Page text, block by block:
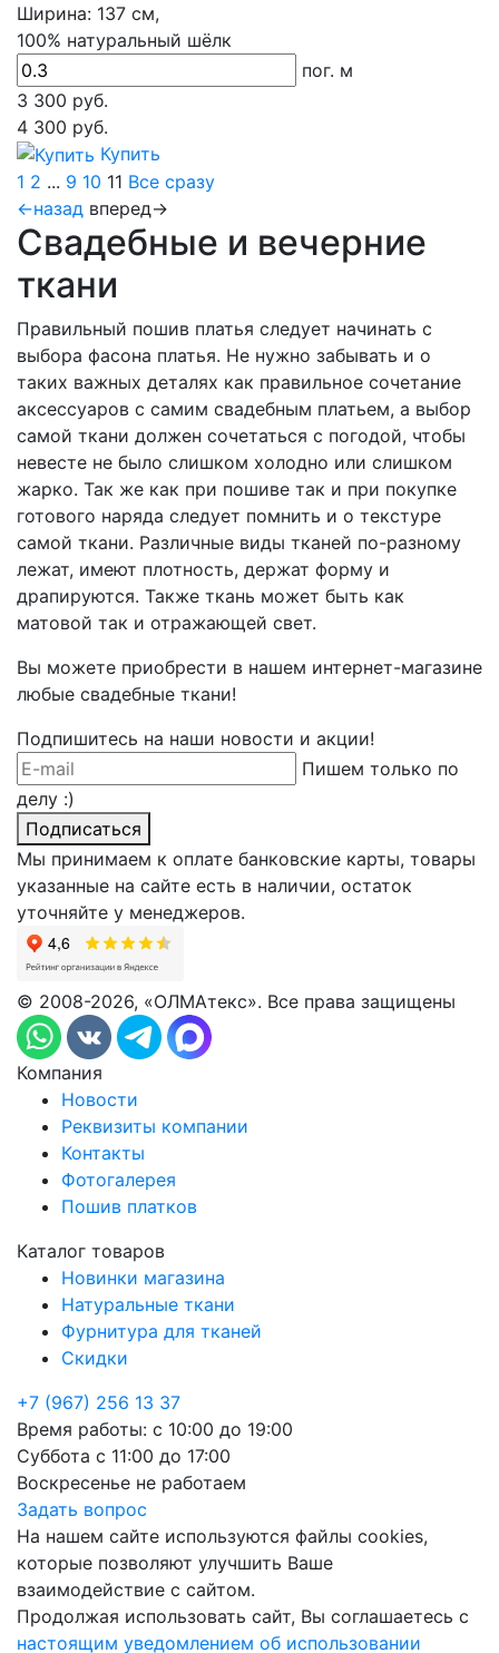
Ширина: 137 см,
100% натуральный шёлк
пог. м
3 300руб.
4 300 руб.
Купить
2 ... 9 10 11 Все сразу
←назад вперед→
Свадебные и вечерние
ткани
Правильный пошив платья следует начинать с
выбора фасона платья. Не нужно забывать и о
таких важных деталях как правильное сочетание
аксессуаров с самим свадебным платьем, а выбор
самой ткани должен сочетаться с погодой, чтобы
невесте не было слишком холодно или слишком
жарко. Так же как при пошиве так и при покупке
готового наряда следует помнить и о текстуре
самой ткани. Различные виды тканей по-разному
лежат, имеют плотность, держат форму и
драпируются. Также ткань может быть как
матовой так и отражающей свет.
Вы можете приобрести в нашем интернет-магазине
любые свадебные ткани!
Подпишитесь на наши новости и акции!
Пишем только по
делу :)
Подписаться
Мы принимаем к оплате банковские карты, товары
указанные на сайте есть в наличии, остаток
уточняйте у менеджеров.
© 2008-2026, «ОЛМАтекс». Все права защищены
Компания
Новости
Реквизиты компании
Контакты
Фотогалерея
Пошив платков
Каталог товаров
Новинки магазина
Натуральные ткани
Фурнитура для тканей
Скидки
+7 (967) 256 13 37
Время работы: с 10:00 до 19:00
Суббота с 11:00 до 17:00
Воскресенье не работаем
Задать вопрос
На нашем сайте используются файлы cookies,
которые позволяют улучшить Ваше
взаимодействие с сайтом.
Продолжая использовать сайт, Вы соглашаетесь с
настоящим уведомлением об использовании